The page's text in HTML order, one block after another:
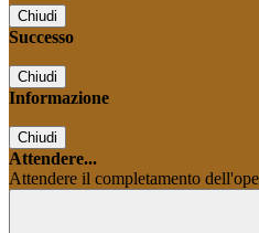
Chiudi
Successo
Chiudi
Informazione
Chiudi
Attendere...
Attendere il completamento